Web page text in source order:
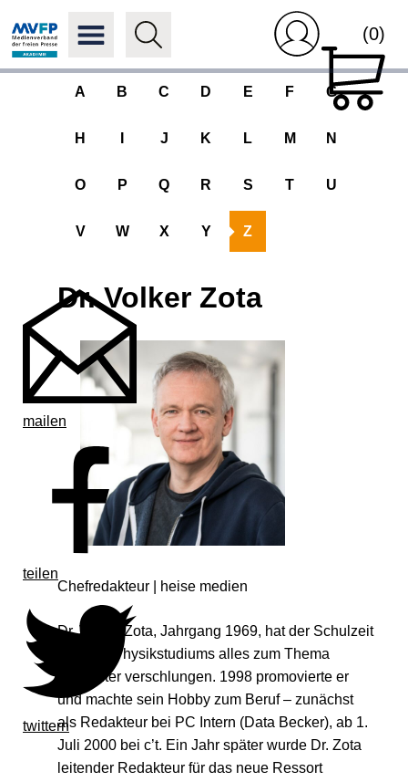
(0)
A B C D E F G
H J K L M N
O P Q R S T U
V W X Y Z
mailen
teilen
twittern
Dr. Volker Zota
Chefredakteur | heise medien
Dr. Volker Zota, Jahrgang 1969, hat der Schulzeit
und des Physikstudiums alles zum Thema
Computer verschlungen. 1998 promovierte er
und machte sein Hobby zum Beruf – zunächst
als Redakteur bei PC Intern (Data Becker), ab 1.
Juli 2000 bei c’t. Ein Jahr später wurde Dr. Zota
leitender Redakteur für das neue Ressort